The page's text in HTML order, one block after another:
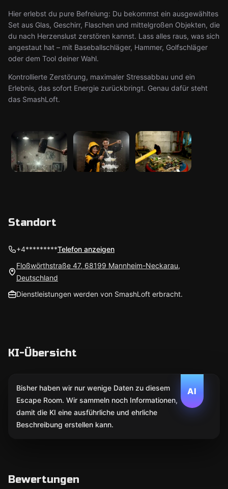
Hier erlebst du pure Befreiung: Du bekommst ein ausgewähltes
Set aus Glas, Geschirr, Flaschen und mittelgroßen Objekten, die
du nach Herzenslust zerstören kannst. Lass alles raus, was sich
angestaut hat – mit Baseballschläger, Hammer, Golfschläger
oder dem Tool deiner Wahl.
Kontrollierte Zerstörung, maximaler Stressabbau und ein
Erlebnis, das sofort Energie zurückbringt. Genau dafür steht
das SmashLoft.
Standort
+4*********Telefon anzeigen
Floßwörthstraße 47, 68199 Mannheim-Neckarau,
Deutschland
Dienstleistungen werden von SmashLoft erbracht.
KI-Übersicht
AI
Bisher haben wir nur wenige Daten zu diesem
Escape Room. Wir sammeln noch Informationen,
damit die KI eine ausführliche und ehrliche
Beschreibung erstellen kann.
Bewertungen